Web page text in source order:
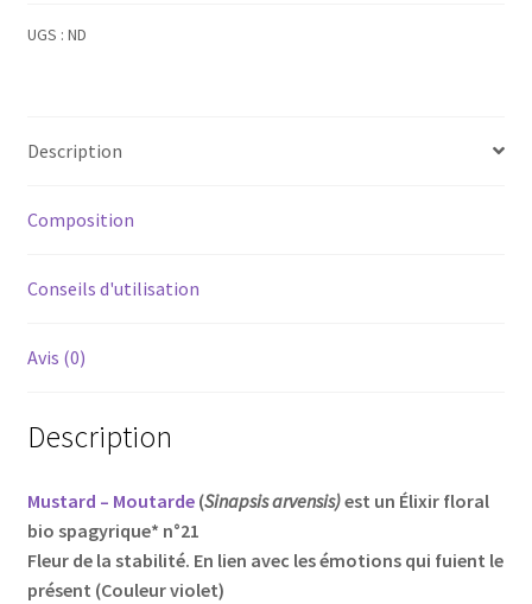
UGS : ND
Description
Composition
Conseils d'utilisation
Avis (0)
Description
Mustard – Moutarde(Sinapsis arvensis)est un Élixir floral
bio spagyrique* n°21
Fleur de la stabilité. En lien avec les émotions qui fuient le
présent (Couleur violet)